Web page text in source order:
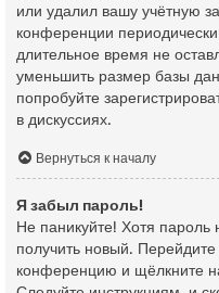
или удалил вашу учётную
конференции
длительное время не
уменьшить размер базы
попробуйте
в дискуссиях.
Вернуться к началу
Я забыл пароль!
Не паникуйте! Хотя пароль
получить новый.
конференцию и щёлкните